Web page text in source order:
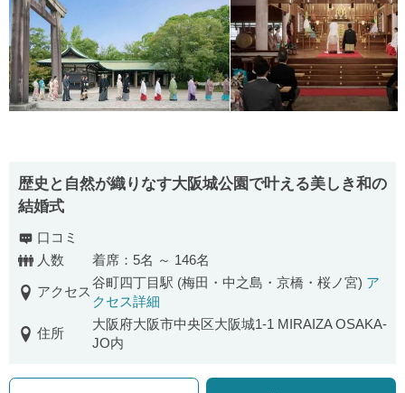
歴史と自然が織りなす大阪城公園で叶える美しき和の
結婚式
口コミ
人数
着席：5名 ～ 146名
アクセス
谷町四丁目駅 (梅田・中之島・京橋・桜ノ宮) ア
クセス詳細
住所
大阪府大阪市中央区大阪城1-1 MIRAIZA OSAKA-
JO内